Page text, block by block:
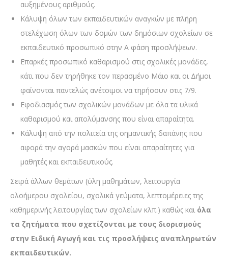
αυξημένους αριθμούς.
Κάλυψη όλων των εκπαιδευτικών αναγκών με πλήρη
στελέχωση όλων των δομών των δημόσιων σχολείων σε
εκπαιδευτικό προσωπικό στην Α φάση προσλήψεων.
Επαρκές προσωπικό καθαρισμού στις σχολικές μονάδες,
κάτι που δεν τηρήθηκε τον περασμένο Μάιο και οι Δήμοι
φαίνονται παντελώς ανέτοιμοι να τηρήσουν στις 7/9.
Εφοδιασμός των σχολικών μονάδων με όλα τα υλικά
καθαρισμού και απολύμανσης που είναι απαραίτητα.
Κάλυψη από την πολιτεία της σημαντικής δαπάνης που
αφορά την αγορά μασκών που είναι απαραίτητες για
μαθητές και εκπαιδευτικούς.
Σειρά άλλων θεμάτων (ύλη μαθημάτων, λειτουργία
ολοήμερου σχολείου, σχολικά γεύματα, λεπτομέρειες της
καθημερινής λειτουργίας των σχολείων κλπ.) καθώς και όλα
τα ζητήματα που σχετίζονται με τους διορισμούς
στην Ειδική Αγωγή και τις προσλήψεις αναπληρωτών
εκπαιδευτικών.